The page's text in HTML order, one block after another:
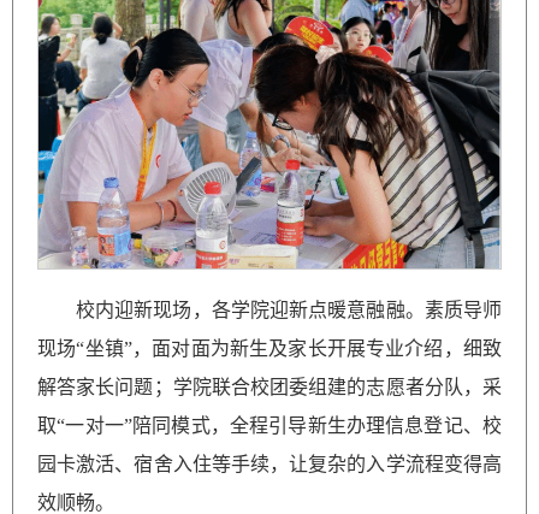
校内迎新现场，各学院迎新点暖意融融。素质导师
现场“坐镇”，面对面为新生及家长开展专业介绍，细致
解答家长问题；学院联合校团委组建的志愿者分队，采
取“一对一”陪同模式，全程引导新生办理信息登记、校
园卡激活、宿舍入住等手续，让复杂的入学流程变得高
效顺畅。